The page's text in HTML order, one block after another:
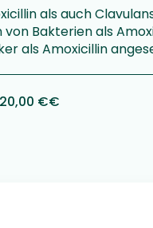
als auch
Bakterien als
als Amoxicillin
20,00 €€